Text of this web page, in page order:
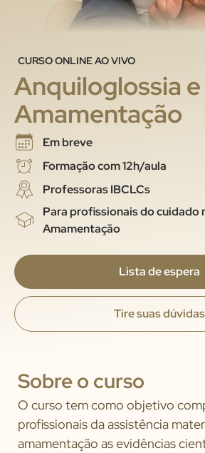
CURSO ONLINE AO VIVO
Anquiloglossia e
Amamentação
Em breve
Formação com 12h/aula
Professoras IBCLCs
Para profissionais do
Amamentação
Lista de espera
Tire suas dúvidas
Sobre o curso
O curso tem como objetivo
profissionais da assistência
amamentação as evidências